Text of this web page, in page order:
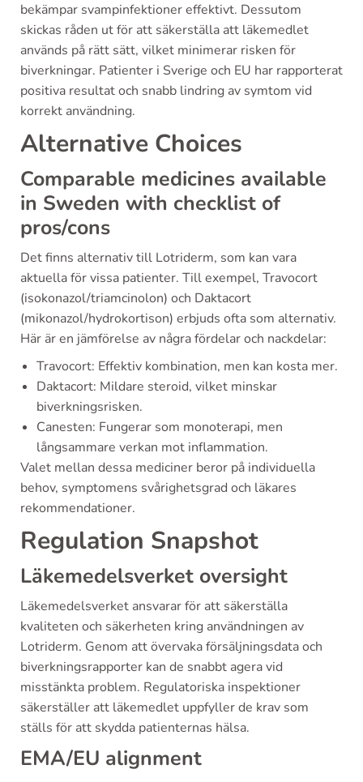
bekämpar svampinfektioner effektivt. Dessutom
skickas råden ut för att säkerställa att läkemedlet
används på rätt sätt, vilket minimerar risken för
biverkningar. Patienter i Sverige och EU har rapporterat
positiva resultat och snabb lindring av symtom vid
korrekt användning.
Alternative Choices
Comparable medicines available
in Sweden with checklist of
pros/cons
Det finns alternativ till Lotriderm, som kan vara
aktuella för vissa patienter. Till exempel, Travocort
(isokonazol/triamcinolon) och Daktacort
(mikonazol/hydrokortison) erbjuds ofta som alternativ.
Här är en jämförelse av några fördelar och nackdelar:
Travocort: Effektiv kombination, men kan kosta mer.
Daktacort: Mildare steroid, vilket minskar
biverkningsrisken.
Canesten: Fungerar som monoterapi, men
långsammare verkan mot inflammation.
Valet mellan dessa mediciner beror på individuella
behov, symptomens svårighetsgrad och läkares
rekommendationer.
Regulation Snapshot
Läkemedelsverket oversight
Läkemedelsverket ansvarar för att säkerställa
kvaliteten och säkerheten kring användningen av
Lotriderm. Genom att övervaka försäljningsdata och
biverkningsrapporter kan de snabbt agera vid
misstänkta problem. Regulatoriska inspektioner
säkerställer att läkemedlet uppfyller de krav som
ställs för att skydda patienternas hälsa.
EMA/EU alignment